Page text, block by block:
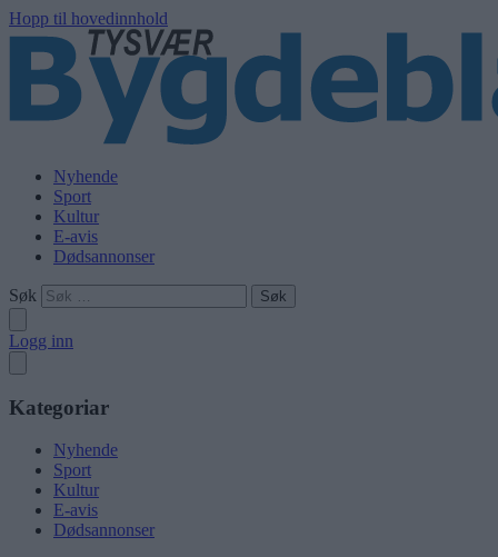
Hopp til hovedinnhold
Nyhende
Sport
Kultur
E-avis
Dødsannonser
Søk
Logg inn
Kategoriar
Nyhende
Sport
Kultur
E-avis
Dødsannonser